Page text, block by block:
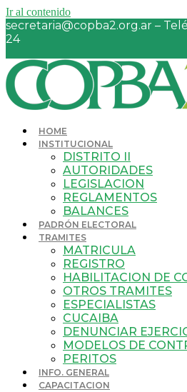
Ir al contenido
secretaria@copba2.org.ar –
24
HOME
INSTITUCIONAL
DISTRITO II
AUTORIDADES
LEGISLACION
REGLAMENTOS
BALANCES
PADRÓN ELECTORAL
TRAMITES
MATRICULA
REGISTRO
HABILITACION DE
OTROS TRAMITES
ESPECIALISTAS
CUCAIBA
DENUNCIAR
MODELOS DE
PERITOS
INFO. GENERAL
CAPACITACION